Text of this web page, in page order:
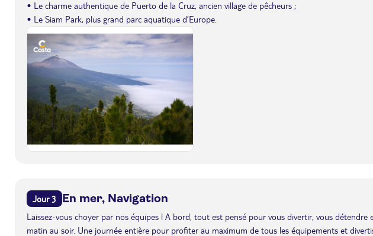
• Le charme authentique de Puerto de la Cruz, ancien village de pêcheurs ;
• Le Siam Park, plus grand parc aquatique d’Europe.
Jour 3 En mer, Navigation
Laissez-vous choyer par nos équipes ! A bord, tout est pensé pour vous divertir, vous détendre
matin au soir. Une journée entière pour profiter au maximum de tous les équipements et